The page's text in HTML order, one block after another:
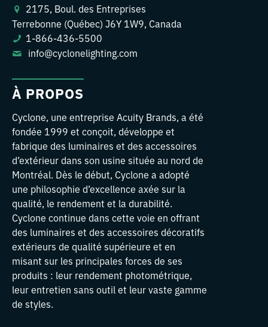
2175, Boul. des Entreprises
Terrebonne (Québec) J6Y 1W9, Canada
1-866-436-5500
info@cyclonelighting.com
À PROPOS
Cyclone, une entreprise Acuity Brands, a été
fondée 1999 et conçoit, développe et
fabrique des luminaires et des accessoires
d’extérieur dans son usine située au nord de
Montréal. Dès le début, Cyclone a adopté
une philosophie d’excellence axée sur la
qualité, le rendement et la durabilité.
Cyclone continue dans cette voie en offrant
des luminaires et des accessoires décoratifs
extérieurs de qualité supérieure et en
misant sur les principales forces de ses
produits : leur rendement photométrique,
leur entretien sans outil et leur vaste gamme
de styles.